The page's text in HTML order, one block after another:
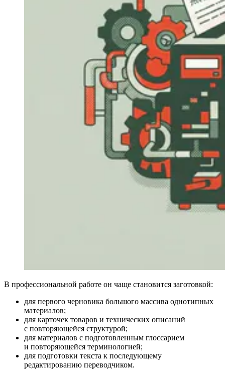
В профессиональной работе он чаще становится заготовкой:
для первого черновика большого массива однотипных
материалов;
для карточек товаров и технических описаний
с повторяющейся структурой;
для материалов с подготовленным глоссарием
и повторяющейся терминологией;
для подготовки текста к последующему
редактированию переводчиком.